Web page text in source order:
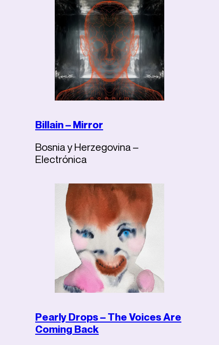
Billain – Mirror
Bosnia y Herzegovina –
Electrónica
Pearly Drops – The Voices Are
Coming Back